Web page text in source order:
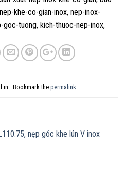
in . Bookmark the permalink
nẹp góc khe lún V inox